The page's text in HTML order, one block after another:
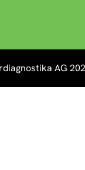
AG